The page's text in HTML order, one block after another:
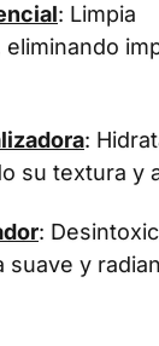
: Limpia
:
su textura y
:
suave y